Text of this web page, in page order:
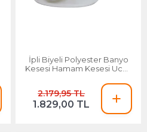
İpli Biyeli Polyester Banyo
Kesesi Hamam Kesesi Ucuz
2.179,95 TL
1.829,00 TL